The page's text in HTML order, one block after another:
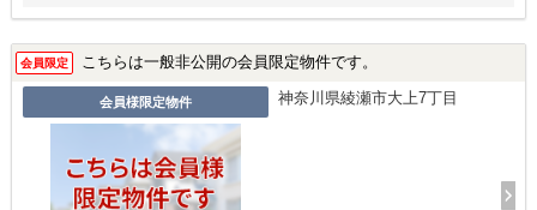
会員限定 こちらは一般非公開の会員限定物件です。
会員様限定物件 神奈川県綾瀬市大上7丁目